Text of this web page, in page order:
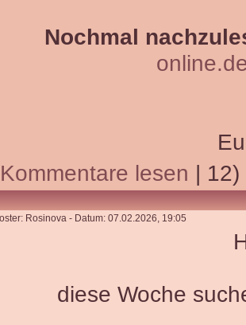
Nochmal
Kommentare lesen | 12)
Rosinova - Datum: 07.02.2026, 19:05
diese Woche